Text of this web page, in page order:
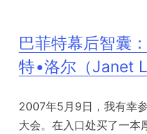
巴菲特幕后智囊
特•洛尔（Janet
2007年5月9日，我有幸
大会。在入口处买了一本